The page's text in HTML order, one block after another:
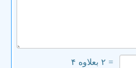
= ۲ بعلاوه ۴